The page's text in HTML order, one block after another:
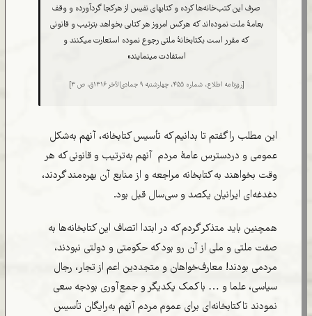
صرف این کتب‌خانه‌ها کرده و کتابهای نفیس از هرکجا گردآورده و وقف
بعامۀ ملت نموده‌اند که هرکس امروز هر کتابی بخواهد بترتیب و قانونی
که مقرر است بکتابخانۀ ملتی رجوع نموده استعارت میکنند و
استفادت مینمایند»
[روزنامه اطلاع، شماره ۴۵۵، چهارشنبه ۹ جمادی‌الآخر ۱۳۱۶ق، ص ۳]
این مطلب را گفتم تا بدانیم که تأسیس کتابخانه، آنهم به‌شکل
عمومی و دردسترس عامۀ مردم آنهم به‌ترتیب و قانونی که هر
وقت بخواهند به کتابخانه مراجعه و از منابع آن بهره‌مند گردند،
دغدغه‌ای ایرانیان یکصد و سی‌سال قبل بود.
همچنین باید متذکر گردم که در ابتدا اتصاف این کتابخانه‌ها به
صفت ملتی و ملی از آن رو بود که حکومتی و دولتی نبودند،
مردمی بودند! معارف‌خواهان و متجددین اعم از تجار، رجال
سیاسی، علما و … با کمک یکدیگر و جمع‌آوری بودجه سعی
نمودند تا کتابخانه‌ای برای عموم مردم آنهم به‌رایگان تأسیس